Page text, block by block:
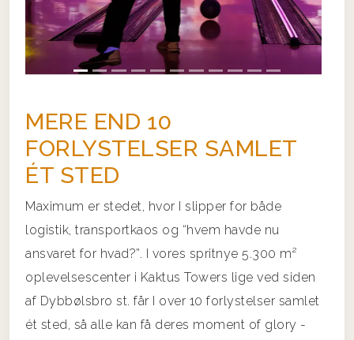
MERE END 10
FORLYSTELSER SAMLET
ÉT STED
Maximum er stedet, hvor I slipper for både
logistik, transportkaos og “hvem havde nu
ansvaret for hvad?”. I vores spritnye 5.300 m²
oplevelsescenter i Kaktus Towers lige ved siden
af Dybbølsbro st. får I over 10 forlystelser samlet
ét sted, så alle kan få deres moment of glory -